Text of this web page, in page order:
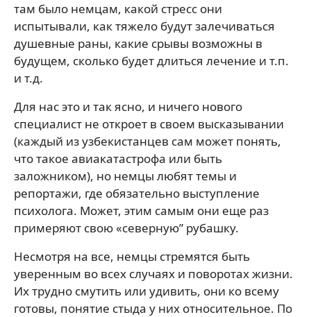
там было немцам, какой стресс они
испытывали, как тяжело будут залечиваться
душевные раны, какие срывы возможны в
будущем, сколько будет длиться лечение и т.п.
и т.д.
Для нас это и так ясно, и ничего нового
специалист не откроет в своем высказывании
(каждый из узбекистанцев сам может понять,
что такое авиакатастрофа или быть
заложником), но немцы любят темы и
репортажи, где обязательно выступление
психолога. Может, этим самым они еще раз
примеряют свою «северную” рубашку.
Несмотря на все, немцы стремятся быть
уверенным во всех случаях и поворотах жизни.
Их трудно смутить или удивить, они ко всему
готовы, понятие стыда у них относительное. По